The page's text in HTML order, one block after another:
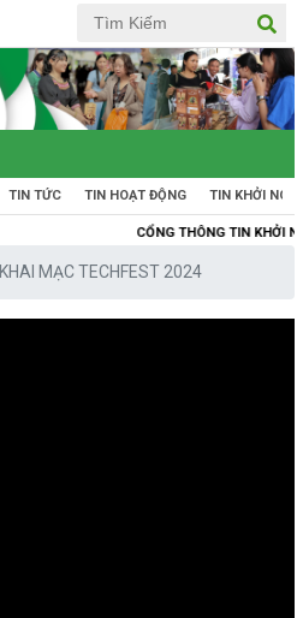
TIN TỨC TIN HOẠT ĐỘNG TIN KHỞI
CỔNG THÔNG TIN KHỞI NGHIỆP ĐỔI
KHAI MẠC TECHFEST 2024